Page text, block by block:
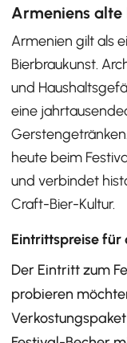
Armeniens
Armenien gilt als
Bierbraukunst.
und
eine
heute beim
und verbindet
Craft-Bier-Kultur.
Eintrittspreise für
Der Eintritt zum
probieren